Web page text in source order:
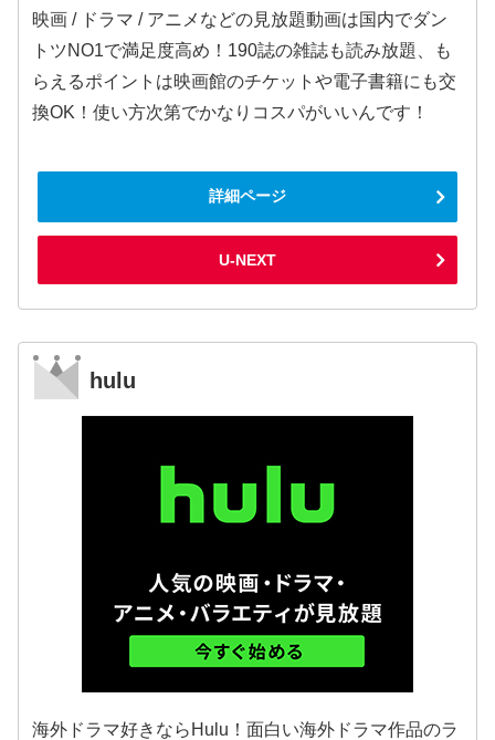
映画 / ドラマ / アニメなどの見放題動画は国内でダン
トツNO1で満足度高め！190誌の雑誌も読み放題、も
らえるポイントは映画館のチケットや電子書籍にも交
換OK！使い方次第でかなりコスパがいいんです！
詳細ページ
U-NEXT
hulu
海外ドラマ好きならHulu！面白い海外ドラマ作品のラ